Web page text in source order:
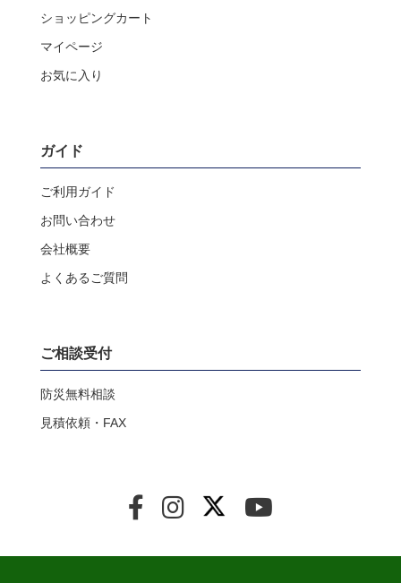
ショッピングカート
マイページ
お気に入り
ガイド
ご利用ガイド
お問い合わせ
会社概要
よくあるご質問
ご相談受付
防災無料相談
見積依頼・FAX